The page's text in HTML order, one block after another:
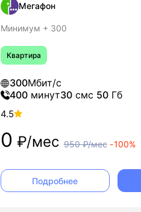
Мегафон
Минимум + 300
Квартира
300Мбит/с
400 минут30 смс 50 Гб
4.5
0 ₽/мес 950₽/мес -100%
Подробнее